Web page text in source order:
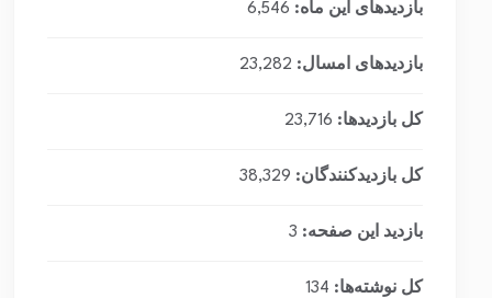
بازدیدهای این ماه: 6,546
بازدیدهای امسال: 23,282
کل بازدیدها: 23,716
کل بازدیدکنند‌گان: 38,329
بازدید این صفحه: 3
کل نوشته‌ها: 134